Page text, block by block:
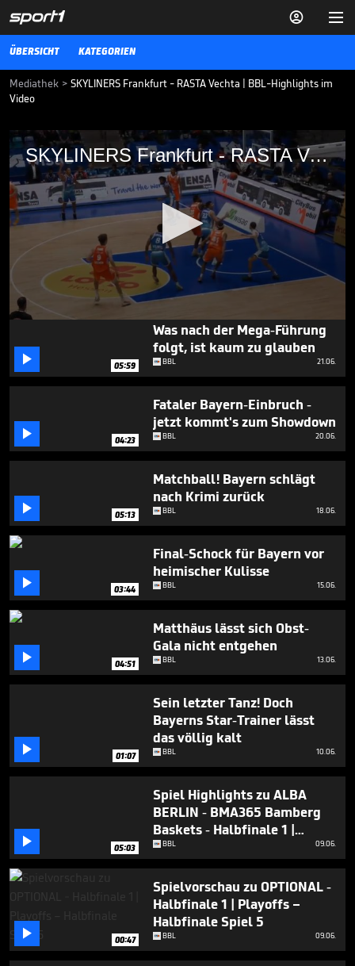


ÜBERSICHT KATEGORIEN
Mediathek > SKYLINERS Frankfurt - RASTA Vechta | BBL-Highlights im
Video
SKYLINERS Frankfurt - RASTA Vechta
of
minutes,
29
SKYLINERS Frankfurt - RASTA Vechta
Die BBL-Highlights der Partie SKYLINERS Frankfurt - RASTA Vechta
im Video.
BBL 14.10.25
00:42
"Wegweisend": FC Bayern
plant großes Projekt
BBL
 05:59
Was nach der Mega-Führung
folgt, ist kaum zu glauben
BBL 21.06.
 04:23
Fataler Bayern-Einbruch -
jetzt kommt's zum Showdown
BBL 20.06.
 05:13
Matchball! Bayern schlägt
nach Krimi zurück
BBL 18.06.
 03:44
Final-Schock für Bayern vor
heimischer Kulisse
BBL 15.06.
 04:51
Matthäus lässt sich Obst-
Gala nicht entgehen
BBL 13.06.
 01:07
Sein letzter Tanz! Doch
Bayerns Star-Trainer lässt
das völlig kalt
BBL 10.06.
 05:03
Spiel Highlights zu ALBA
BERLIN - BMA365 Bamberg
Baskets - Halbfinale 1 |
Playoffs – Halbfinale Spiel 5
BBL 09.06.
 00:47
Spielvorschau zu OPTIONAL -
Halbfinale 1 | Playoffs –
Halbfinale Spiel 5
BBL 09.06.